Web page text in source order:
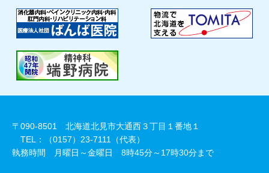
〒090-8501 北海道北見市大通西３丁目１番地１
TEL：（0157）23-7111（代表）
執務時間 月曜日～金曜日 8時45分～17時30分まで